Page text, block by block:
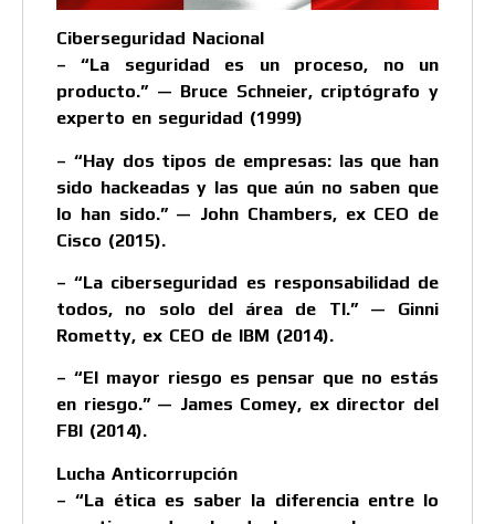
Ciberseguridad Nacional
– “La seguridad es un proceso, no un
producto.” — Bruce Schneier, criptógrafo y
experto en seguridad (1999)
– “Hay dos tipos de empresas: las que han
sido hackeadas y las que aún no saben que
lo han sido.” — John Chambers, ex CEO de
Cisco (2015).
– “La ciberseguridad es responsabilidad de
todos, no solo del área de TI.” — Ginni
Rometty, ex CEO de IBM (2014).
– “El mayor riesgo es pensar que no estás
en riesgo.” — James Comey, ex director del
FBI (2014).
Lucha Anticorrupción
– “La ética es saber la diferencia entre lo